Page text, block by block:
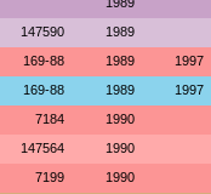
147590 1989
169-88 1989 1997
169-88 1989 1997
7184 1990
147564 1990
7199 1990